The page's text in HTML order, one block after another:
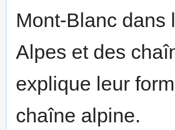
Mont-Blanc dans
Alpes et des
explique leur
chaîne alpine.